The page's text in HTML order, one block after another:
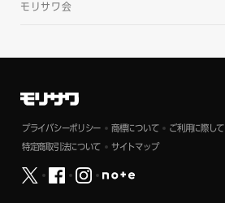
モリサワ会
プライバシーポリシー 商標について ご利用に際して
特定商取引法について サイトマップ